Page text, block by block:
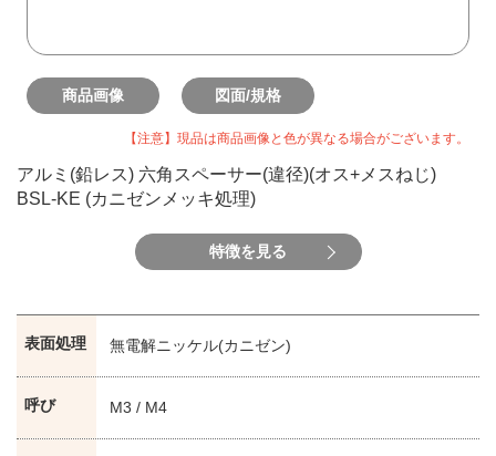
商品画像 図面/規格
【注意】現品は商品画像と色が異なる場合がございます。
アルミ(鉛レス) 六角スペーサー(違径)(オス+メスねじ)
BSL-KE (カニゼンメッキ処理)
特徴を見る
表面処理 無電解ニッケル(カニゼン)
呼び M3 / M4